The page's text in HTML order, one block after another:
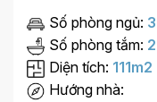
Số phòng ngủ: 3
Số phòng tắm: 2
Diện tích: 111m2
Hướng nhà: